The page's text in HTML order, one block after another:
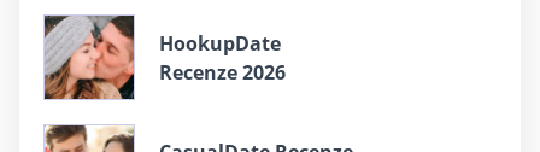
HookupDate
Recenze 2026